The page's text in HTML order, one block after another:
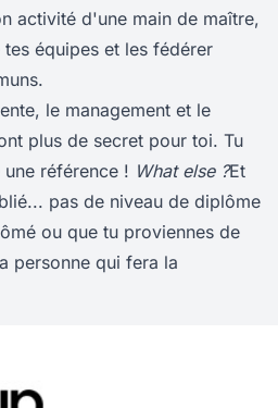
activité d'une main de maître,
équipes et les fédérer
le management et le
plus de secret pour toi. Tu
référence ! What else ?Et
pas de niveau de diplôme
ou que tu proviennes de
personne qui fera la